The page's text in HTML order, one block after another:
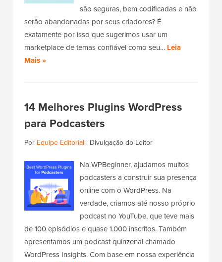
são seguras, bem codificadas e não
serão abandonadas por seus criadores? É
exatamente por isso que sugerimos usar um
marketplace de temas confiável como seu… Leia
Mais »
14 Melhores Plugins WordPress
para Podcasters
Por Equipe Editorial | Divulgação do Leitor
Na WPBeginner, ajudamos muitos
podcasters a construir sua presença
online com o WordPress. Na
verdade, criamos até nosso próprio
podcast no YouTube, que teve mais
de 100 episódios e quase 1.000 inscritos. Também
apresentamos um podcast quinzenal chamado
WordPress Insights. Com base em nossa experiência